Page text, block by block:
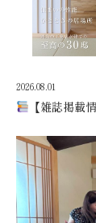
2026.08.01
【雑誌掲載